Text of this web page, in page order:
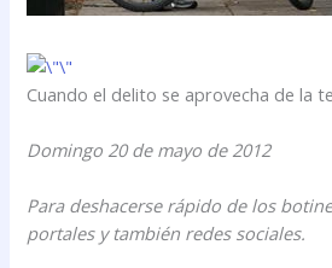
Cuando el delito se aprovecha de la
Domingo 20 de mayo de 2012
Para deshacerse rápido de los
portales y también redes sociales.